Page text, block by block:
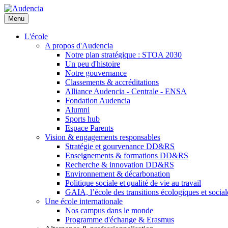
Aller
au
contenu
principal
Menu
L'école
A propos d'Audencia
Notre plan stratégique : STOA 2030
Un peu d'histoire
Notre gouvernance
Classements & accréditations
Alliance Audencia - Centrale - ENSA
Fondation Audencia
Alumni
Sports hub
Espace Parents
Vision & engagements responsables
Stratégie et gourvenance DD&RS
Enseignements & formations DD&RS
Recherche & innovation DD&RS
Environnement & décarbonation
Politique sociale et qualité de vie au travail
GAIA, l’école des transitions écologiques et
Une école internationale
Nos campus dans le monde
Programme d'échange & Erasmus